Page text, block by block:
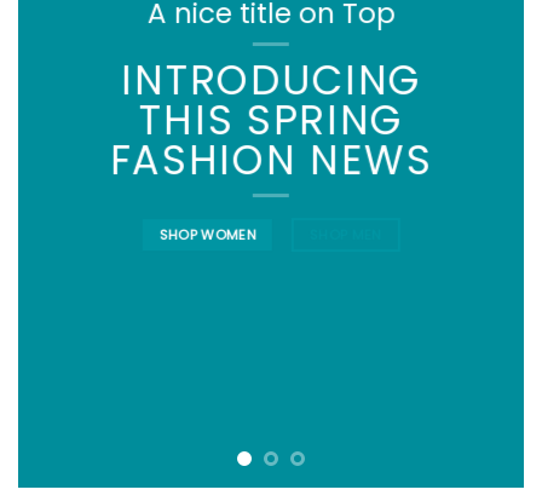
A nice title on Top
INTRODUCING
THIS SPRING
FASHION NEWS
SHOP WOMEN